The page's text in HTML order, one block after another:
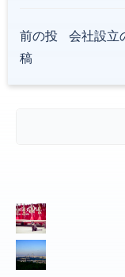
Post
navigation
前の投
稿